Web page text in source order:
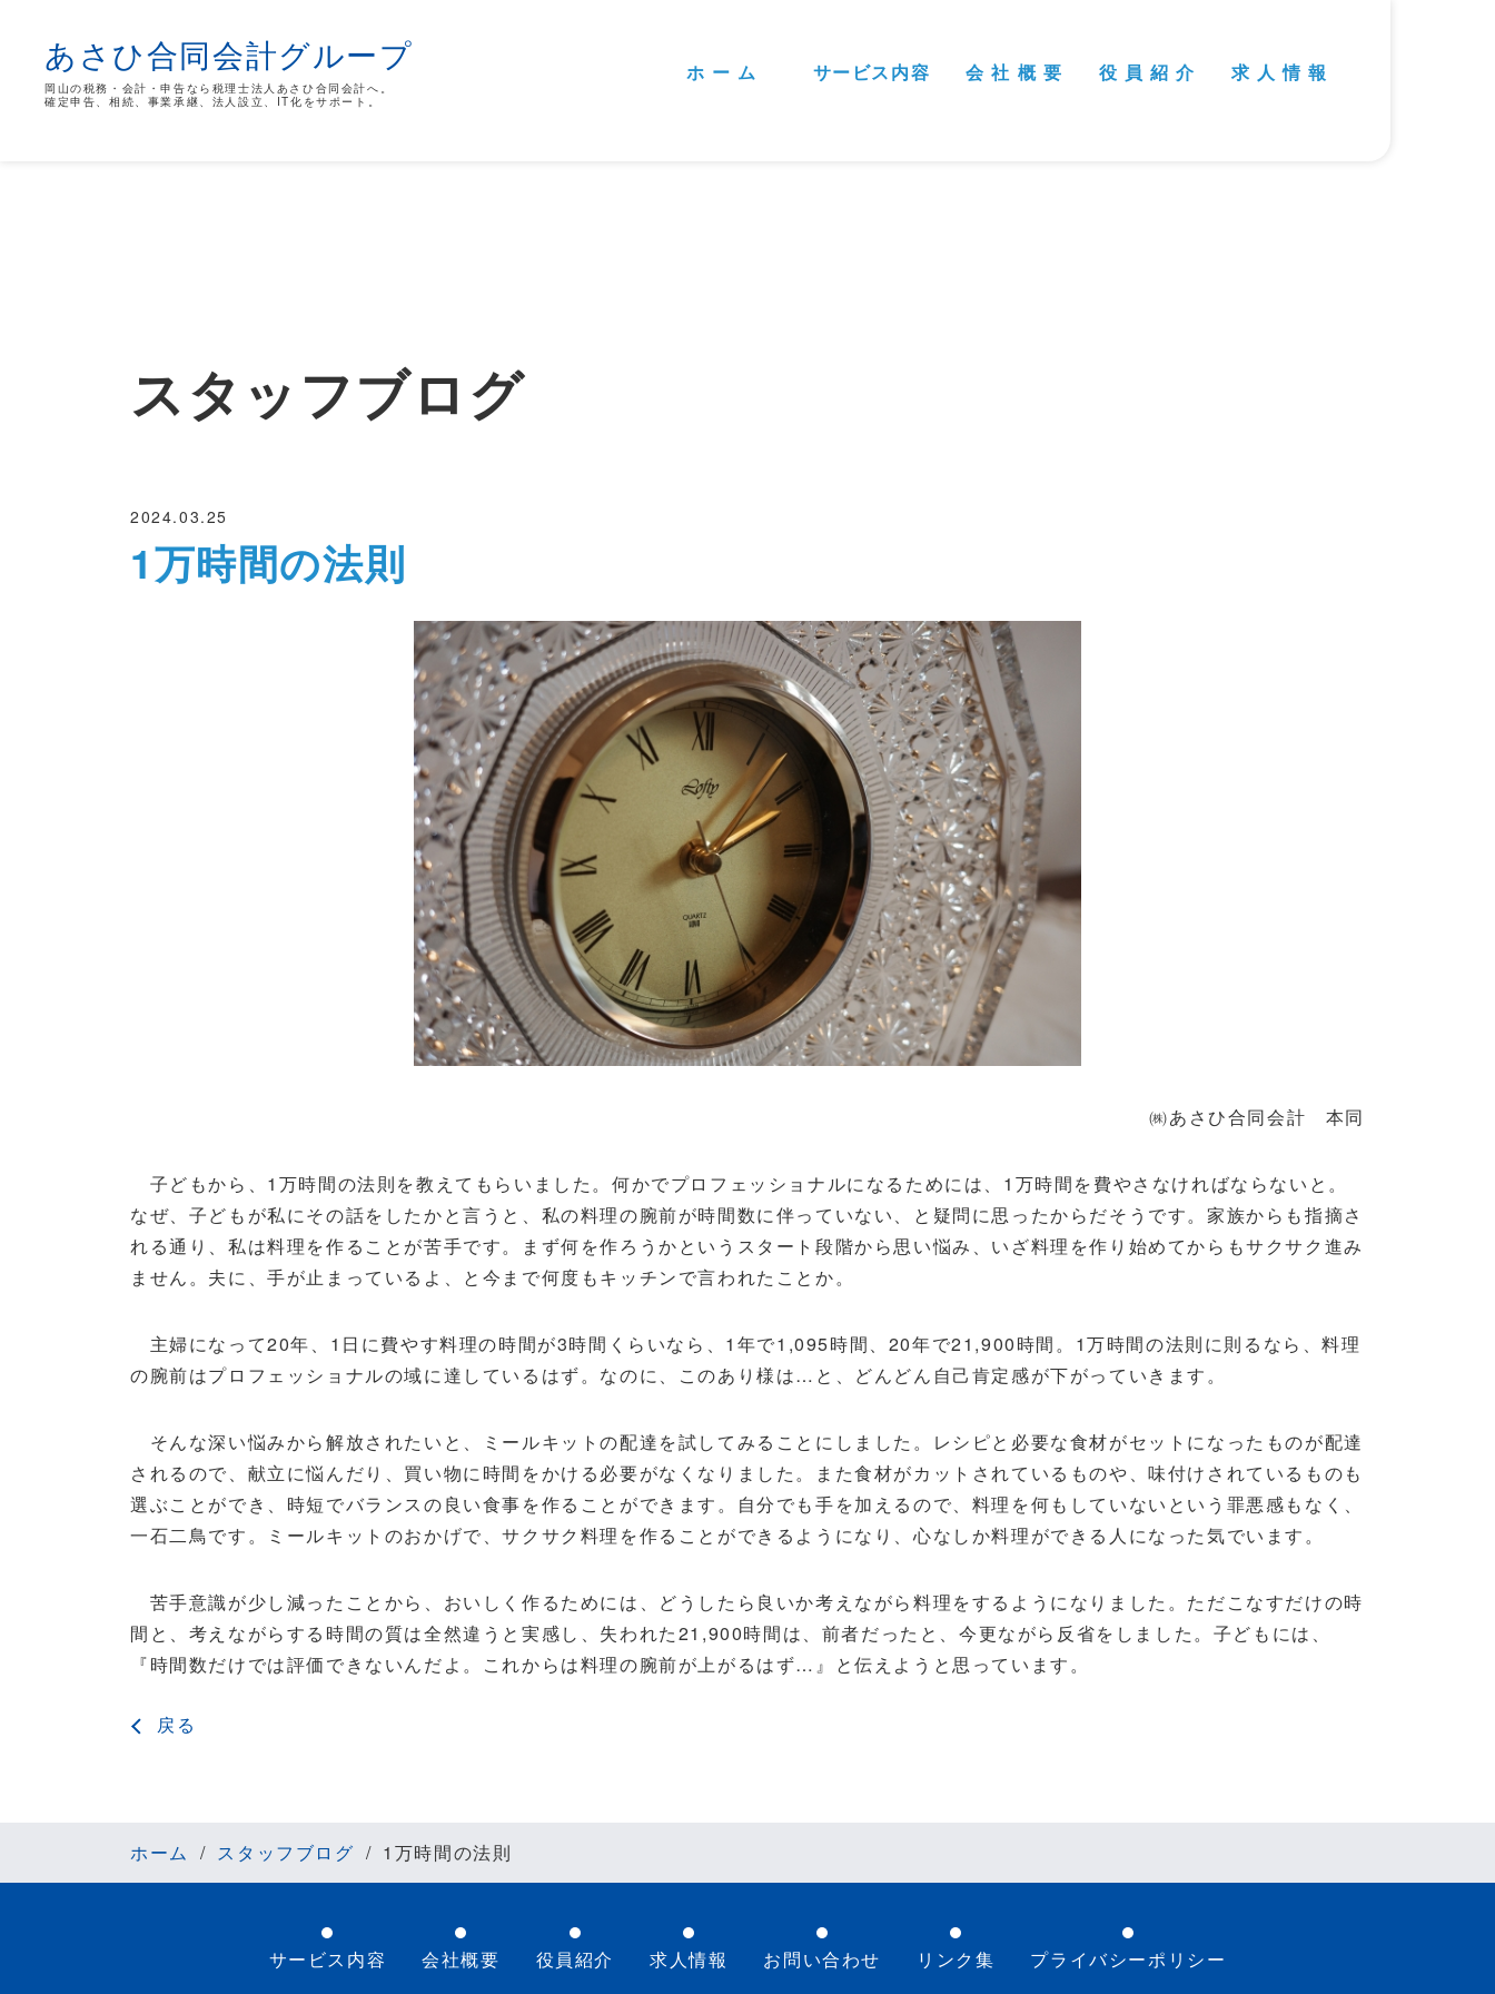
あさひ合同会計グループ
岡山の税務・会計・申告なら税理士法人あさひ合同会計へ。
確定申告、相続、事業承継、法人設立、IT化をサポート。
ホ ー ム サービス内容 会 社 概 要 役 員 紹 介 求 人 情 報
スタッフブログ
2024.03.25
1万時間の法則
㈱あさひ合同会計 本同
子どもから、1万時間の法則を教えてもらいました。何かでプロフェッショナルになるためには、1万時間を費やさなければならないと。
なぜ、子どもが私にその話をしたかと言うと、私の料理の腕前が時間数に伴っていない、と疑問に思ったからだそうです。家族からも指摘さ
れる通り、私は料理を作ることが苦手です。まず何を作ろうかというスタート段階から思い悩み、いざ料理を作り始めてからもサクサク進み
ません。夫に、手が止まっているよ、と今まで何度もキッチンで言われたことか。
主婦になって20年、1日に費やす料理の時間が3時間くらいなら、1年で1,095時間、20年で21,900時間。1万時間の法則に則るなら、料理
の腕前はプロフェッショナルの域に達しているはず。なのに、このあり様は…と、どんどん自己肯定感が下がっていきます。
そんな深い悩みから解放されたいと、ミールキットの配達を試してみることにしました。レシピと必要な食材がセットになったものが配達
されるので、献立に悩んだり、買い物に時間をかける必要がなくなりました。また食材がカットされているものや、味付けされているものも
選ぶことができ、時短でバランスの良い食事を作ることができます。自分でも手を加えるので、料理を何もしていないという罪悪感もなく、
一石二鳥です。ミールキットのおかげで、サクサク料理を作ることができるようになり、心なしか料理ができる人になった気でいます。
苦手意識が少し減ったことから、おいしく作るためには、どうしたら良いか考えながら料理をするようになりました。ただこなすだけの時
間と、考えながらする時間の質は全然違うと実感し、失われた21,900時間は、前者だったと、今更ながら反省をしました。子どもには、
『時間数だけでは評価できないんだよ。これからは料理の腕前が上がるはず…』と伝えようと思っています。
戻る
ホーム スタッフブログ 1万時間の法則
サービス内容 会社概要 役員紹介 求人情報 お問い合わせ リンク集 プライバシーポリシー